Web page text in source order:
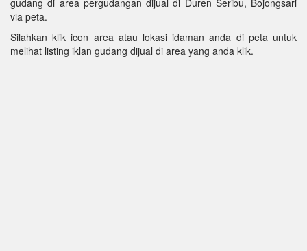
gudang di area pergudangan dijual di Duren Seribu, Bojongsari
via peta.
Silahkan klik icon area atau lokasi idaman anda di peta untuk
melihat listing iklan gudang dijual di area yang anda klik.